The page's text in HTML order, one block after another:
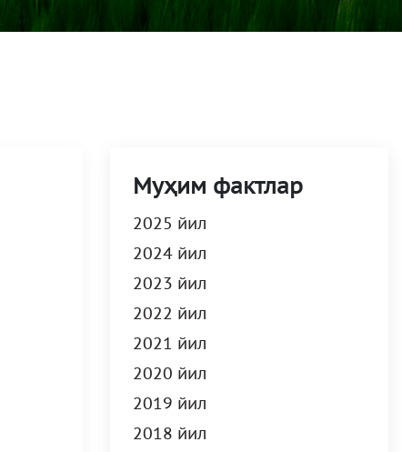
Муҳим фактлар
2025 йил
2024 йил
2023 йил
2022 йил
2021 йил
2020 йил
2019 йил
2018 йил